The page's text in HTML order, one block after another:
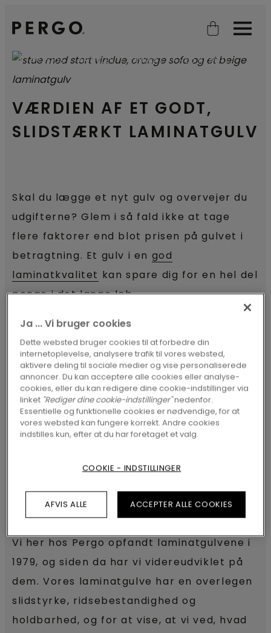
Open searchOpen
VÆRDIEN AF ET GODT,
SLIDSTÆRKT LAMINATGULV
STARTSIDE ARTIKLER LAMINAT AF HØJ KVALITET
Skal du lægge et nyt gulv og overvejer du
udgifterne? Glem i så fald ikke at tage
flere faktorer end blot prisen på gulvet i
betragtning. Et gulv i en god
laminatkvalitet kan spare dig for en hel del
penge i det lange løb.
Hvis du fra starten vælger et laminatgulv
af høj kvalitet i stedet for det billigste
alternativ, får du bedre kvalitet, slidstyrke
og holdbarhed, og i de fleste tilfælde
desuden et mere miljøvenligt alternativ.
OPDAG VORES LAMINAT AF HØJ
Et godt laminatgulv holder
længe
Vi her hos Pergo opfandt laminatgulvene i
1979, og siden da har vi videreudviklet på
dem. Vores laminatgulve har en overlegen
slidstyrke, ridsebestandighed og
holdbarhed, og for at vise, at vi ved, hvad
Ja ... Vi bruger cookies
Dette websted bruger cookies til at forbedre din
internetoplevelse, analysere trafik til vores websted,
aktivere deling til sociale medier og vise personaliserede
annoncer. Du kan acceptere alle cookies eller analyse-
cookies, eller du kan redigere dine cookie-indstillinger via
linket "Rediger dine cookie-indstillinger"nedenfor.
Essentielle og funktionelle cookies er nødvendige, for at
vores websted kan fungere korrekt. Andre cookies
indstilles kun, efter at du har foretaget et valg.
COOKIE - INDSTILLINGER
AFVIS ALLE ACCEPTER ALLE COOKIES